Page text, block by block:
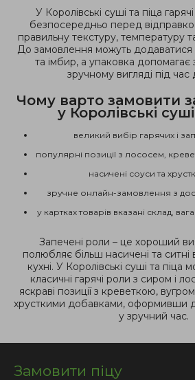
У Королівські суші та піца
безпосередньо перед
правильну текстуру, температуру
До замовлення можуть додаватися
та імбир, а упаковка допомагає
зручному вигляді під час
Чому варто замовити
у Королівські
великий вибір гарячих і
популярні позиції з лососем,
насичені соуси та
зручне онлайн-замовлення з
у картках товарів вказані склад, вага
Запечені роли – це хороший
полюбляє більш насичені та ситні
кухні. У Королівські суші та піца
класичні гарячі роли з сиром і
яскраві позиції з креветкою,
хрусткими добавками, оформивши
у зручний час.
Замовити піцу